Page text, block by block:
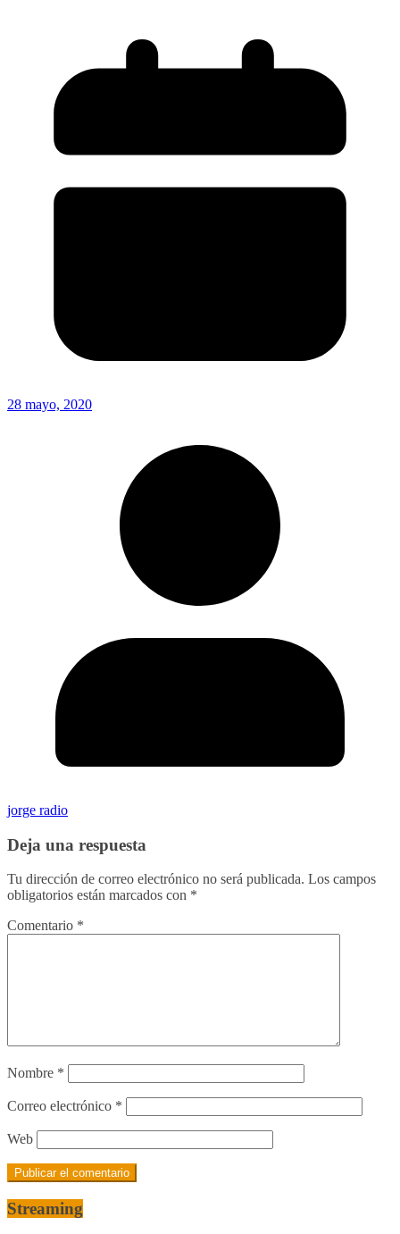
28 mayo, 2020
jorge radio
Deja una respuesta
Tu dirección de correo electrónico no será publicada. Los campos
obligatorios están marcados con *
Comentario *
Nombre *
Correo electrónico *
Web
Streaming